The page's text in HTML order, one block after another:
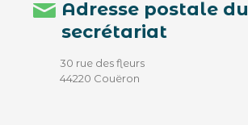
Adresse postale du
secrétariat
30 rue des fleurs
44220 Couëron